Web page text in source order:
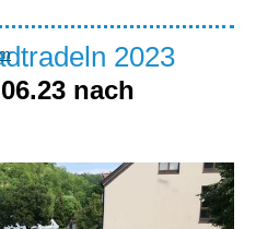
2023
nach